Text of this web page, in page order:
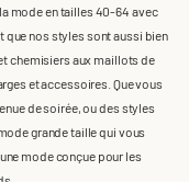
mode en tailles 40-64 avec
que nos styles sont aussi bien
chemisiers aux maillots de
et accessoires. Que vous
de soirée, ou des styles
grande taille qui vous
mode conçue pour les